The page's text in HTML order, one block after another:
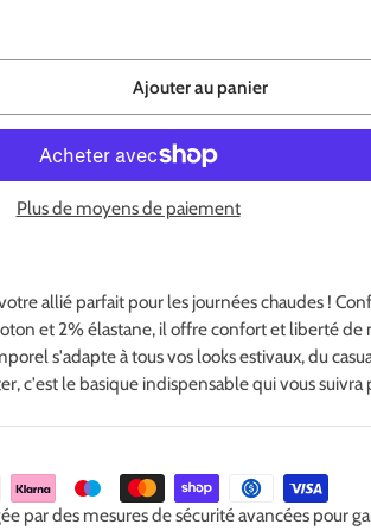
Ajouter au panier
Plus de moyens de paiement
allié parfait pour les journées chaudes !
et 2% élastane, il offre confort et liberté
s'adapte à tous vos looks estivaux, du
c'est le basique indispensable qui vous suivra
par des mesures de sécurité avancées pour